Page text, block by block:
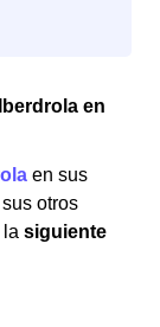
en
en sus
otros
siguiente